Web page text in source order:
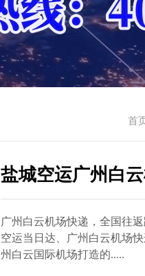
首
盐城空运广州白
广州白云机场快递，全国往
空运当日达、广州白云机场
州白云国际机场打造的.....